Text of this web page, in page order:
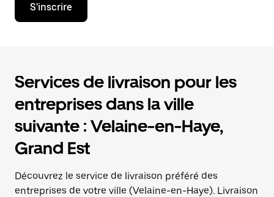
S'inscrire
Services de livraison pour les
entreprises dans la ville
suivante : Velaine-en-Haye,
Grand Est
Découvrez le service de livraison préféré des
entreprises de votre ville (Velaine-en-Haye). Livraison